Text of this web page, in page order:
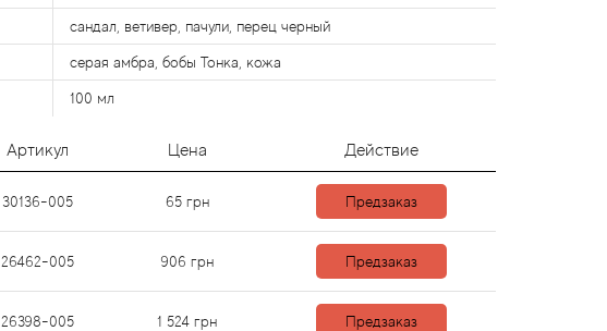
сандал, ветивер, пачули, перец черный
серая амбра, бобы Тонка, кожа
100 мл
Артикул Цена Действие
30136-005 65 грн Предзаказ
26462-005 906 грн Предзаказ
26398-005 1 524 грн Предзаказ